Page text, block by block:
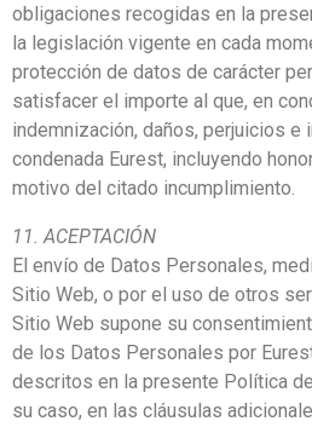
obligaciones recogidas en la
la legislación vigente en cada
protección de datos de carácter
satisfacer el importe al que, en
indemnización, daños, perjuicios e
condenada Eurest, incluyendo
motivo del citado incumplimiento.
11. ACEPTACIÓN
El envío de Datos Personales,
Sitio Web, o por el uso de otros
Sitio Web supone su
de los Datos Personales por
descritos en la presente Política
su caso, en las cláusulas